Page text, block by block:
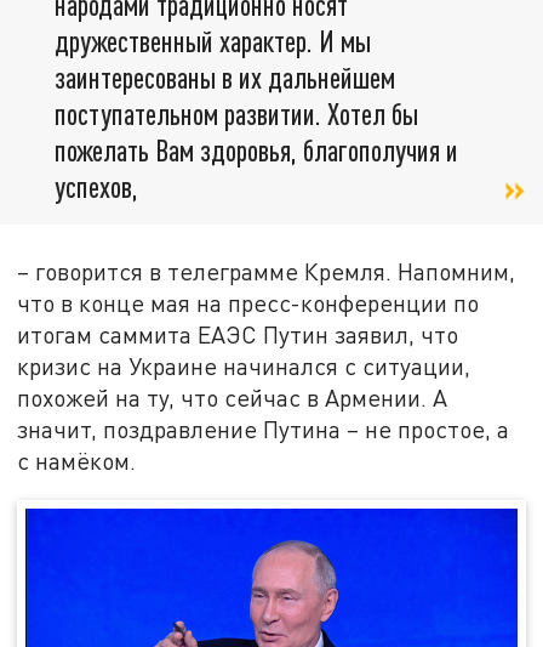
дружественный характер. И мы
заинтересованы в их дальнейшем
поступательном развитии. Хотел бы
пожелать Вам здоровья, благополучия и
успехов,
– говорится в телеграмме Кремля. Напомним,
что в конце мая на пресс-конференции по
итогам саммита ЕАЭС Путин заявил, что
кризис на Украине начинался с ситуации,
похожей на ту, что сейчас в Армении. А
значит, поздравление Путина – не простое, а
с намёком.